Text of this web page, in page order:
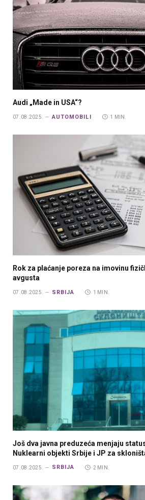
Audi „Made in USA“?
07.08.2025. AUTOMOBILI 1 MIN.
Rok za plaćanje poreza na imovinu
avgusta
07.08.2025. SRBIJA 1 MIN.
Još dva javna preduzeća menjaju
Nuklearni objekti Srbije i JP za
07.08.2025. SRBIJA 2 MIN.